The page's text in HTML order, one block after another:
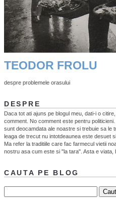
TEODOR FROLU
despre problemele orasului
DESPRE
Daca tot ati ajuns pe blogul meu, dati-i o
comment. No comment este pentru
sunt deocamdata ale noastre si trebuie sa le
leaga de trecut nu intotdeaunea este desuet
Ma refer la traditiile care fac farmecul vietii
nostru asa cum este si "la tara". Asta e viata,
CAUTA PE BLOG